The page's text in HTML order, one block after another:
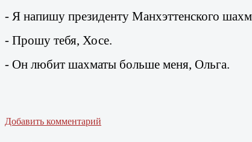
- Я напишу президенту Манхэттенского
- Прошу тебя, Хосе.
- Он любит шахматы больше меня, Ольга.
Добавить комментарий